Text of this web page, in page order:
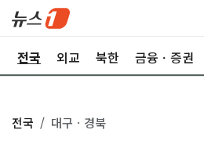
전국 외교 북한 금융ㆍ증권
전국 대구ㆍ경북